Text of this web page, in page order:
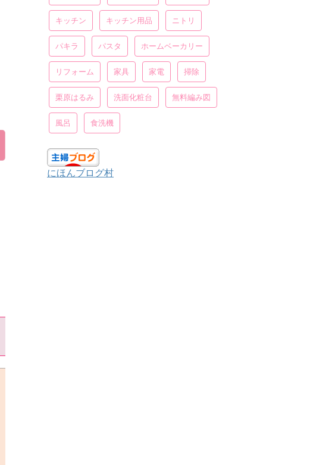
キッチン キッチン用品 ニトリ
パキラ パスタ ホームベーカリー
リフォーム 家具 家電 掃除
栗原はるみ 洗面化粧台 無料編み図
風呂 食洗機
にほんブログ村